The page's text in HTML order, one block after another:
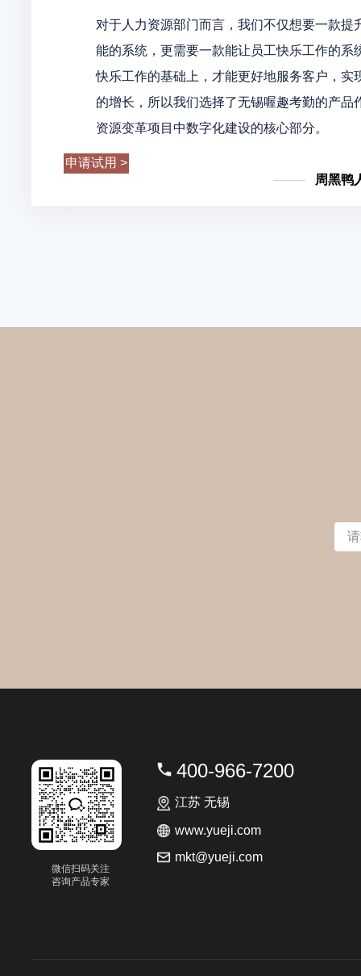
对于人力资源部门而言，我们不仅想要一款提
能的系统，更需要一款能让员工快乐工作的系
快乐工作的基础上，才能更好地服务客户，实
的增长，所以我们选择了无锡喔趣考勤的产品
资源变革项目中数字化建设的核心部分。
周黑鸭
申请试用 >
微信扫码关注
咨询产品专家
400-966-7200
江苏 无锡
www.yueji.com
mkt@yueji.com